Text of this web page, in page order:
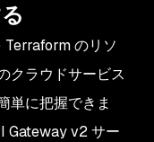
のリソ
クラウドサービス
単に把握できま
Gateway v2 サー